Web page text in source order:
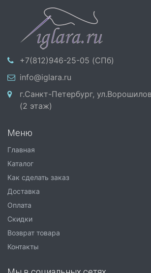
+7(812)946-25-05 (СПб)
info@iglara.ru
г.Санкт-Петербург,
(2 этаж)
Меню
Главная
Каталог
Как сделать заказ
Доставка
Оплата
Скидки
Возврат товара
Контакты